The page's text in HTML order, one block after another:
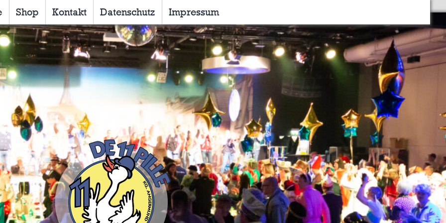
Shop Kontakt Datenschutz Impressum